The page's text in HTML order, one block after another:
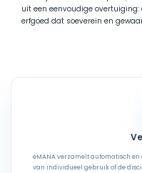
uit een eenvoudige
erfgoed dat soeverein en
eMANA verzamelt automatisch
van individueel gebruik of de